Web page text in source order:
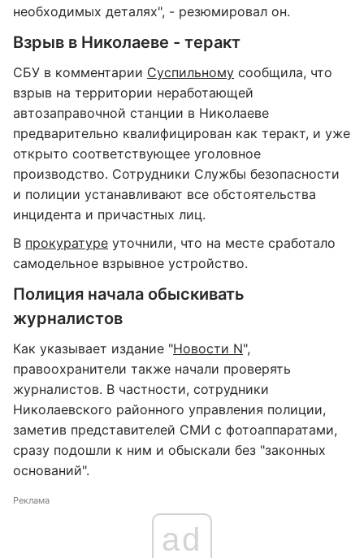
необходимых деталях", - резюмировал он.
Взрыв в Николаеве - теракт
СБУ в комментарии Суспильному сообщила, что
взрыв на территории неработающей
автозаправочной станции в Николаеве
предварительно квалифицирован как теракт, и уже
открыто соответствующее уголовное
производство. Сотрудники Службы безопасности
и полиции устанавливают все обстоятельства
инцидента и причастных лиц.
В прокуратуре уточнили, что на месте сработало
самодельное взрывное устройство.
Полиция начала обыскивать
журналистов
Как указывает издание "Новости N",
правоохранители также начали проверять
журналистов. В частности, сотрудники
Николаевского районного управления полиции,
заметив представителей СМИ с фотоаппаратами,
сразу подошли к ним и обыскали без "законных
оснований".
Реклама
ad